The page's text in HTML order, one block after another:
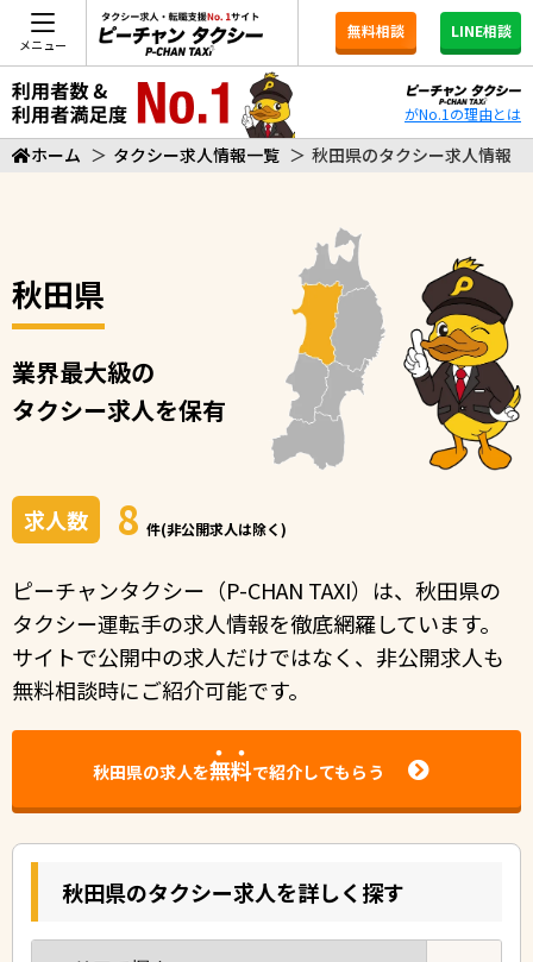
メニュー
無料相談 LINE相談
がNo.1の理由とは
ホーム ＞ タクシー求人情報一覧 ＞ 秋田県のタクシー求人情報
秋田県
業界最大級の
タクシー求人を保有
求人数 8 件(非公開求人は除く)
ピーチャンタクシー（P-CHAN TAXI）は、秋田県の
タクシー運転手の求人情報を徹底網羅しています。
サイトで公開中の求⼈だけではなく、⾮公開求⼈も
無料相談時にご紹介可能です。
秋田県の求人を無料で紹介してもらう
秋田県のタクシー求人を詳しく探す